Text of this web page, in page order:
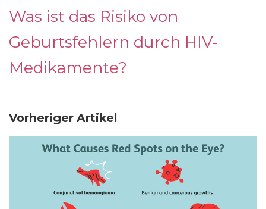
Was ist das Risiko von
Geburtsfehlern durch HIV-
Medikamente?
Vorheriger Artikel